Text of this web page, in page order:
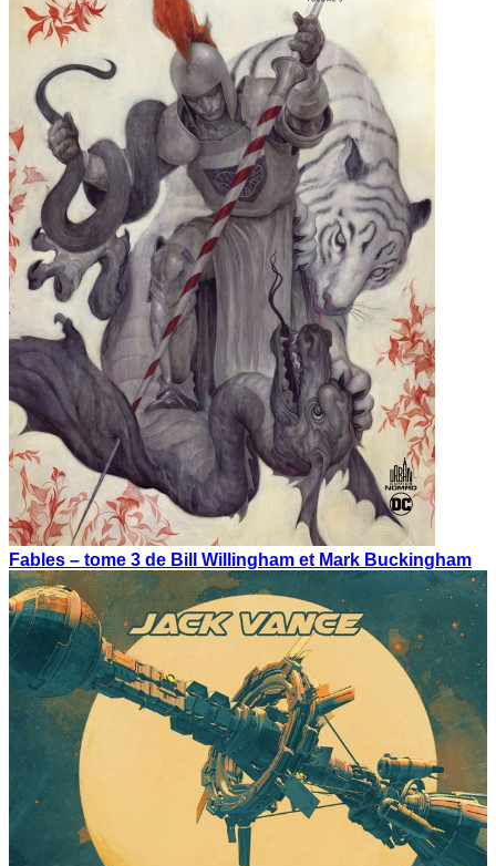
Fables – tome 3 de Bill Willingham et Mark Buckingham